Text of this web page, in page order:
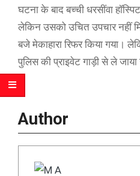
घटना के बाद बच्ची धरसींवा
लेकिन उसको उचित उपचार नहीं
बजे मेकाहारा रिफर किया गया।
पुलिस की प्राइवेट गाड़ी से ले जाया
Author